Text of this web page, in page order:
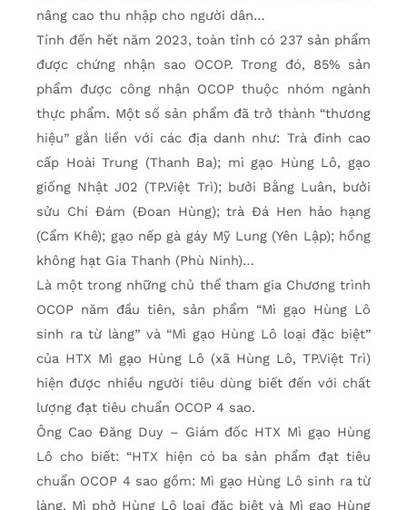
nâng cao thu nhập cho người dân…
Tính đến hết năm 2023, toàn tỉnh có 237 sản phẩm
được chứng nhận sao OCOP. Trong đó, 85% sản
phẩm được công nhận OCOP thuộc nhóm ngành
thực phẩm. Một số sản phẩm đã trở thành “thương
hiệu” gắn liền với các địa danh như: Trà đinh cao
cấp Hoài Trung (Thanh Ba); mì gạo Hùng Lô, gạo
giống Nhật J02 (TP.Việt Trì); bưởi Bằng Luân, bưởi
sửu Chí Đám (Đoan Hùng); trà Đá Hen hảo hạng
(Cẩm Khê); gạo nếp gà gáy Mỹ Lung (Yên Lập); hồng
không hạt Gia Thanh (Phù Ninh)…
Là một trong những chủ thể tham gia Chương trình
OCOP năm đầu tiên, sản phẩm “Mì gạo Hùng Lô
sinh ra từ làng” và “Mì gạo Hùng Lô loại đặc biệt”
của HTX Mì gạo Hùng Lô (xã Hùng Lô, TP.Việt Trì)
hiện được nhiều người tiêu dùng biết đến với chất
lượng đạt tiêu chuẩn OCOP 4 sao.
Ông Cao Đăng Duy – Giám đốc HTX Mì gạo Hùng
Lô cho biết: “HTX hiện có ba sản phẩm đạt tiêu
chuẩn OCOP 4 sao gồm: Mì gạo Hùng Lô sinh ra từ
làng, Mì phở Hùng Lô loại đặc biệt và Mì gạo Hùng